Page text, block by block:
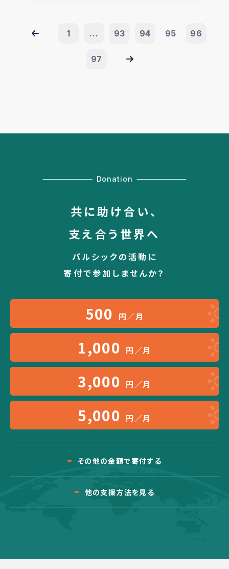
1 ... 93 94 95 96
97
Donation
共に助け合い、
支え合う世界へ
パルシックの活動に
寄付で参加しませんか？
500 円／月
1,000 円／月
3,000 円／月
5,000 円／月
その他の金額で寄付する
他の支援方法を見る